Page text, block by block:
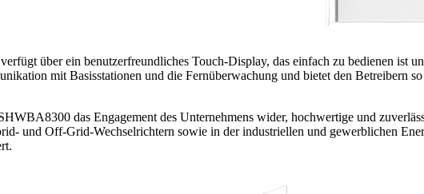
über ein benutzerfreundliches Touch-Display, das einfach zu bedienen ist
mit Basisstationen und die Fernüberwachung und bietet den Betreibern
das Engagement des Unternehmens wider, hochwertige und
und Off-Grid-Wechselrichtern sowie in der industriellen und gewerblichen